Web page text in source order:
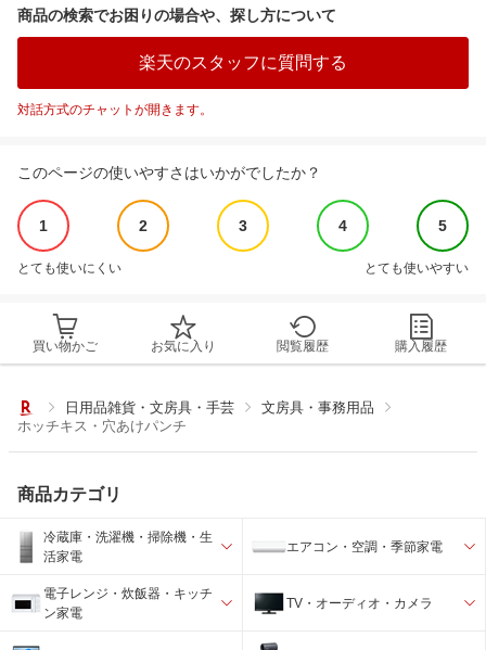
商品の検索でお困りの場合や、探し方について
楽天のスタッフに質問する
対話方式のチャットが開きます。
このページの使いやすさはいかがでしたか？
1 2 3 4 5
とても使いにくい とても使いやすい
買い物かご お気に入り 閲覧履歴 購入履歴
日用品雑貨・文房具・手芸
文房具・事務用品
ホッチキス・穴あけパンチ
商品カテゴリ
冷蔵庫・洗濯機・掃除機・生
活家電
エアコン・空調・季節家電
電子レンジ・炊飯器・キッチ
ン家電
TV・オーディオ・カメラ